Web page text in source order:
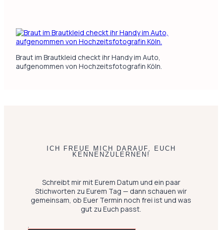
Braut im Brautkleid checkt ihr Handy im Auto,
aufgenommen von Hochzeitsfotografin Köln.
ICH FREUE MICH DARAUF, EUCH
KENNENZULERNEN!
Schreibt mir mit Eurem Datum und ein paar
Stichworten zu Eurem Tag — dann schauen wir
gemeinsam, ob Euer Termin noch frei ist und was
gut zu Euch passt.
.